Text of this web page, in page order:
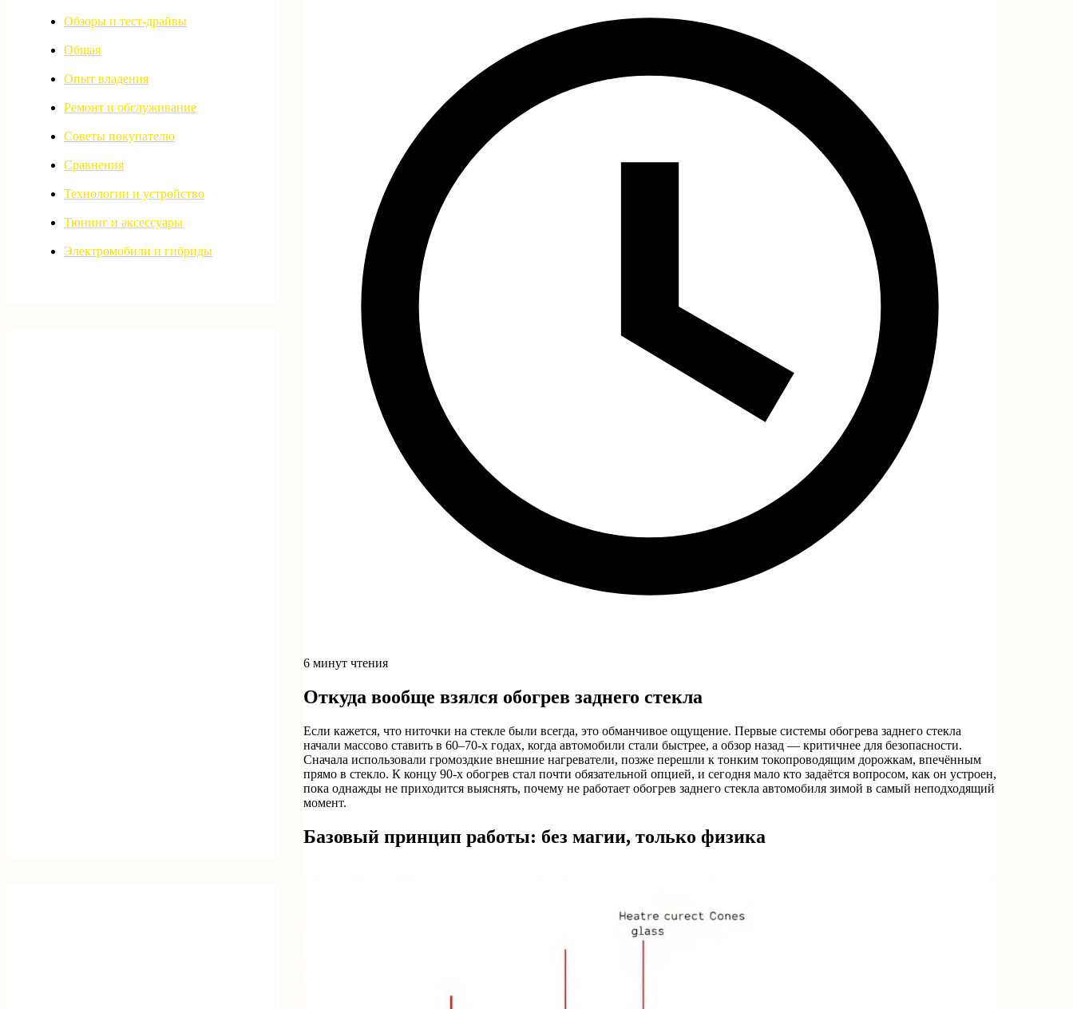
Обзоры и тест-драйвы
Общая
Опыт владения
Ремонт и обслуживание
Советы покупателю
Сравнения
Технологии и устройство
Тюнинг и аксессуары
Электромобили и гибриды
6 минут чтения
Откуда вообще взялся обогрев заднего стекла
Если кажется, что ниточки на стекле были всегда, это обманчивое ощущение. Первые системы обогрева заднего стекла
начали массово ставить в 60–70‑х годах, когда автомобили стали быстрее, а обзор назад — критичнее для безопасности.
Сначала использовали громоздкие внешние нагреватели, позже перешли к тонким токопроводящим дорожкам, впечённым
прямо в стекло. К концу 90‑х обогрев стал почти обязательной опцией, и сегодня мало кто задаётся вопросом, как он устроен,
пока однажды не приходится выяснять, почему не работает обогрев заднего стекла автомобиля зимой в самый неподходящий
момент.
Базовый принцип работы: без магии, только физика